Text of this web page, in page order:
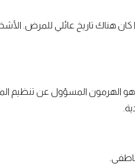
كان هناك تاريخ عائلي للمرض.
الهرمون المسؤول عن تنظيم